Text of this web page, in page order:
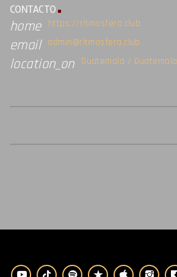
CONTACTO
home https://ritmosfera.club
email admin@ritmosfera.club
location_on Guatemala / Guatemala